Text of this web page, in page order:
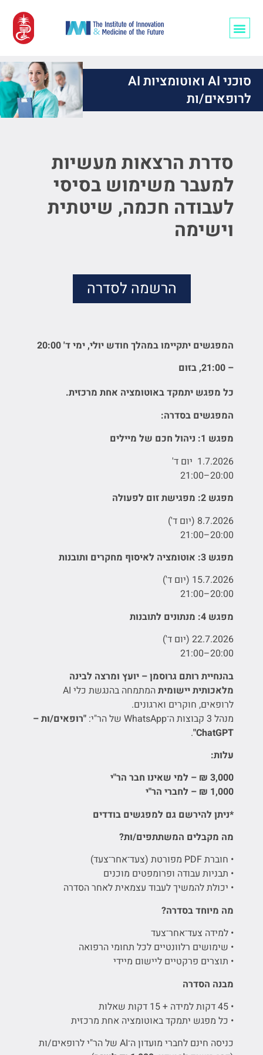
סוכני AI ואוטומציות AI
לרופאים/ות
סדרת הרצאות מעשיות
למעבר משימוש בסיסי
לעבודה חכמה, שיטתית
וישימה
הרשמה לסדרה
המפגשים יתקיימו במהלך חודש יולי, ימי ד' 20:00
– 21:00, בזום
כל מפגש יתמקד באוטומציה אחת מרכזית.
המפגשים בסדרה:
מפגש 1: ניהול חכם של מיילים
1.7.2026 יום ד'
20:00–21:00
מפגש 2: מפגישת זום לפעולה
8.7.2026 (יום ד')
20:00–21:00
מפגש 3: אוטומציה לאיסוף מחקרים ותובנות
15.7.2026 (יום ד')
20:00–21:00
מפגש 4: מנתונים לתובנות
22.7.2026 (יום ד')
20:00–21:00
בהנחיית רותם גרוסמן– יועץ ומרצה לבינה
מלאכותית יישומית
המתמחה בהנגשת כלי AI
לרופאים, חוקרים וארגונים.
מנהל 3 קבוצות ה־WhatsApp של הר"י:
"רופאים/ות–
ChatGPT"
.
עלות:
3,000
₪
– למי שאינו חבר הר"י
1,000
₪
– לחברי הר"י
*ניתן להירשם גם למפגשים בודדים
מה מקבלים המשתתפים/ות?
• חוברת PDF מפורטת (צעד־אחר־צעד)
• תבניות עבודה ופרומפטים מוכנים
• יכולת להמשיך לעבוד עצמאית לאחר הסדרה
מה מיוחד בסדרה?
• למידה צעד־אחר־צעד
• שימושים רלוונטיים לכל תחומי הרפואה
• תוצרים פרקטיים ליישום מיידי
מבנה הסדרה
• 45 דקות למידה + 15 דקות שאלות
• כל מפגש יתמקד באוטומציה אחת מרכזית
כניסה חינם לחברי מועדון ה־AI של הר"י לרופאים/ות